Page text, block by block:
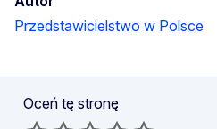
Przedstawicielstwo w Polsce
Oceń tę stronę